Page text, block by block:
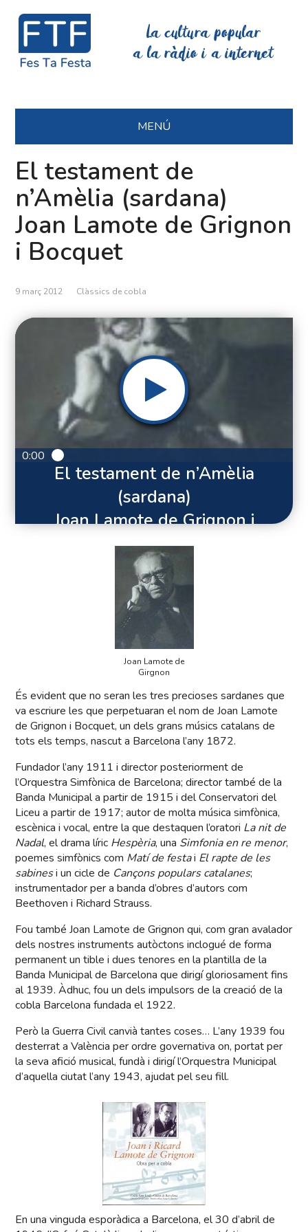
La cultura popular
a la ràdio i a internet
MENÚ
El testament de
n’Amèlia (sardana)
Joan Lamote de Grignon
i Bocquet
9 març 2012 Clàssics de cobla
0:00
El testament de n’Amèlia
(sardana)
Joan Lamote de Grignon i
Bocquet
Joan Lamote de
Girgnon
És evident que no seran les tres precioses sardanes que
va escriure les que perpetuaran el nom de Joan Lamote
de Grignon i Bocquet, un dels grans músics catalans de
tots els temps, nascut a Barcelona l’any 1872.
Fundador l’any 1911 i director posteriorment de
l’Orquestra Simfònica de Barcelona; director també de la
Banda Municipal a partir de 1915 i del Conservatori del
Liceu a partir de 1917; autor de molta música simfònica,
escènica i vocal, entre la que destaquen l’oratori La nit de
Nadal, el drama líric Hespèria, una Simfonia en re menor,
poemes simfònics com Matí de festai El rapte de les
sabinesi un cicle de Cançons populars catalanes;
instrumentador per a banda d’obres d’autors com
Beethoven i Richard Strauss.
Fou també Joan Lamote de Grignon qui, com gran avalador
dels nostres instruments autòctons inclogué de forma
permanent un tible i dues tenores en la plantilla de la
Banda Municipal de Barcelona que dirigí gloriosament fins
al 1939. Àdhuc, fou un dels impulsors de la creació de la
cobla Barcelona fundada el 1922.
Però la Guerra Civil canvià tantes coses… L’any 1939 fou
desterrat a València per ordre governativa on, portat per
la seva afició musical, fundà i dirigí l’Orquestra Municipal
d’aquella ciutat l’any 1943, ajudat pel seu fill.
En una vinguda esporàdica a Barcelona, el 30 d’abril de